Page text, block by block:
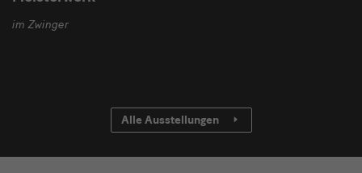
im Zwinger
Alle Ausstellungen